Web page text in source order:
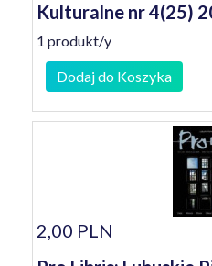
Kulturalne nr 4(25)
1 produkt/y
Dodaj do Koszyka
2,00 PLN